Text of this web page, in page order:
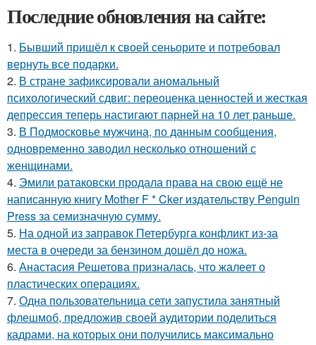
Последние обновления на сайте:
1. Бывший пришёл к своей сеньорите и потребовал
вернуть все подарки.
2. В стране зафиксировали аномальный
психологический сдвиг: переоценка ценностей и жесткая
депрессия теперь настигают парней на 10 лет раньше.
3. В Подмосковье мужчина, по данным сообщения,
одновременно заводил несколько отношений с
женщинами.
4. Эмили ратаковски продала права на свою ещё не
написанную книгу Mother F * Cker издательству Penguin
Press за семизначную сумму.
5. На одной из заправок Петербурга конфликт из-за
места в очереди за бензином дошёл до ножа.
6. Анастасия Решетова призналась, что жалеет о
пластических операциях.
7. Одна пользовательница сети запустила занятный
флешмоб, предложив своей аудитории поделиться
кадрами, на которых они получились максимально